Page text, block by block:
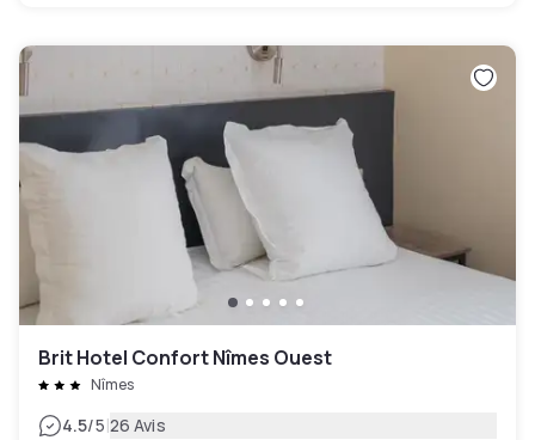
Brit Hotel Confort Nîmes Ouest
Nîmes
4.5/5|26 Avis